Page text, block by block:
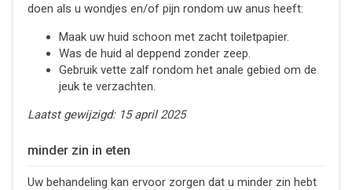
doen als u wondjes en/of pijn rondom uw anus heeft:
Maak uw huid schoon met zacht toiletpapier.
Was de huid al deppend zonder zeep.
Gebruik vette zalf rondom het anale gebied om de
jeuk te verzachten.
Laatst gewijzigd: 15 april 2025
minder zin in eten
Uw behandeling kan ervoor zorgen dat u minder zin hebt